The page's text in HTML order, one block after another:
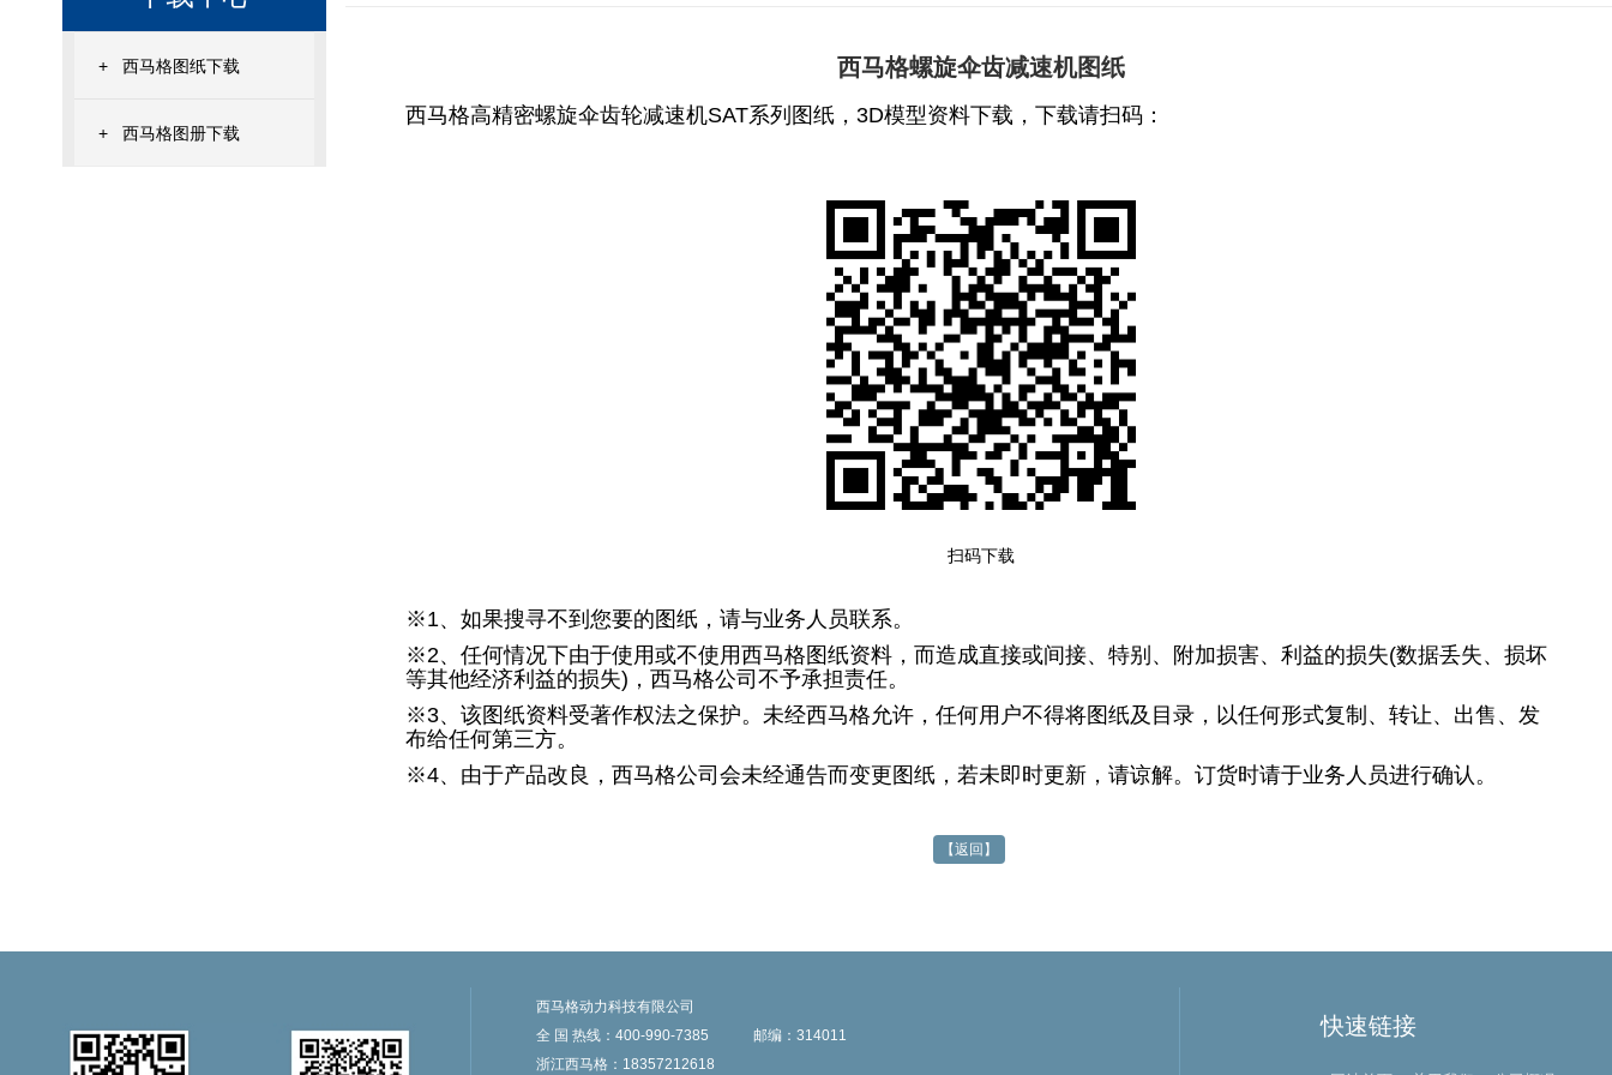
+ 西马格图纸下载
+ 西马格图册下载
西马格螺旋伞齿减速机图纸
西马格高精密螺旋伞齿轮减速机SAT系列图纸，3D模型资料下载，下载请扫码：
扫码下载
※1、如果搜寻不到您要的图纸，请与业务人员联系。
※2、任何情况下由于使用或不使用西马格图纸资料，而造成直接或间接、特别、附加损害、利益的损失(数据丢失、损坏
等其他经济利益的损失)，西马格公司不予承担责任。
※3、该图纸资料受著作权法之保护。未经西马格允许，任何用户不得将图纸及目录，以任何形式复制、转让、出售、发
布给任何第三方。
※4、由于产品改良，西马格公司会未经通告而变更图纸，若未即时更新，请谅解。订货时请于业务人员进行确认。
【返回】
西马格动力科技有限公司
全 国 热线：400-990-7385
邮编：314011
浙江西马格：18357212618
快速链接